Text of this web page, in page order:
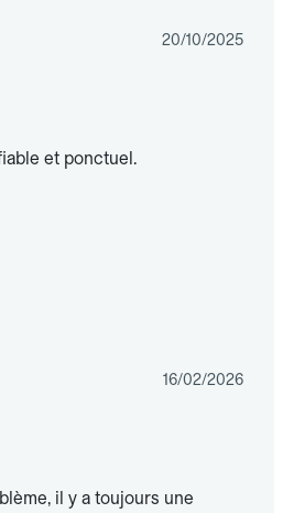
20/10/2025
et ponctuel.
16/02/2026
il y a toujours une